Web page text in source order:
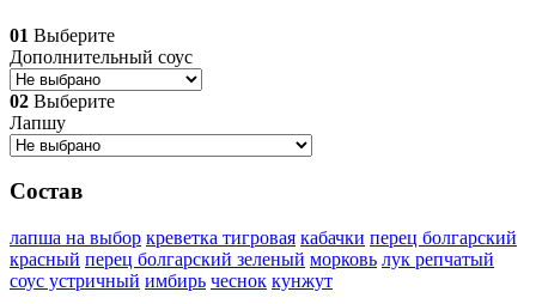
01 Выберите
Дополнительный соус
02 Выберите
Лапшу
Состав
лапша на выбор креветка тигровая кабачки перец болгарский
красный перец болгарский зеленый морковь лук репчатый
соус устричный имбирь чеснок кунжут